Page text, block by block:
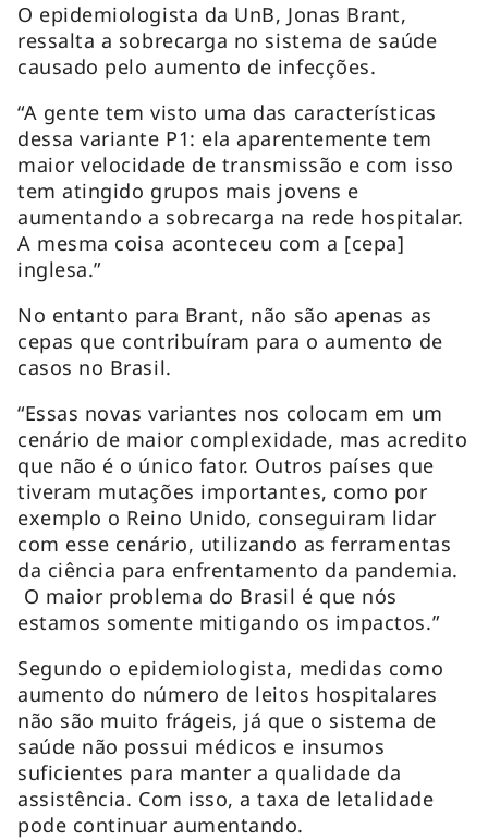
O epidemiologista da UnB, Jonas Brant,
ressalta a sobrecarga no sistema de saúde
causado pelo aumento de infecções.
“A gente tem visto uma das características
dessa variante P1: ela aparentemente tem
maior velocidade de transmissão e com isso
tem atingido grupos mais jovens e
aumentando a sobrecarga na rede hospitalar.
A mesma coisa aconteceu com a [cepa]
inglesa.”
No entanto para Brant, não são apenas as
cepas que contribuíram para o aumento de
casos no Brasil.
“Essas novas variantes nos colocam em um
cenário de maior complexidade, mas acredito
que não é o único fator. Outros países que
tiveram mutações importantes, como por
exemplo o Reino Unido, conseguiram lidar
com esse cenário, utilizando as ferramentas
da ciência para enfrentamento da pandemia.
O maior problema do Brasil é que nós
estamos somente mitigando os impactos.”
Segundo o epidemiologista, medidas como
aumento do número de leitos hospitalares
não são muito frágeis, já que o sistema de
saúde não possui médicos e insumos
suficientes para manter a qualidade da
assistência. Com isso, a taxa de letalidade
pode continuar aumentando.